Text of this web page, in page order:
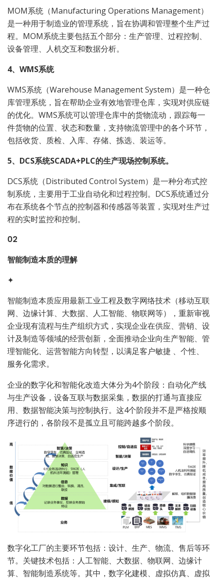
MOM系统（Manufacturing Operations Management）
是一种用于制造业的管理系统，旨在协调和管理整个生产过
程。MOM系统主要包括五个部分：生产管理、过程控制、
设备管理、人机交互和数据分析。
4、WMS系统
WMS系统（Warehouse Management System）是一种仓
库管理系统，旨在帮助企业有效地管理仓库，实现对供应链
的优化。WMS系统可以管理仓库中的货物流动，跟踪每一
件货物的位置、状态和数量，支持物流管理中的各个环节，
包括收货、质检、入库、存储、拣选、装运等。
5、DCS系统SCADA+PLC的生产现场控制系统。
DCS系统（Distributed Control System）是一种分布式控
制系统，主要用于工业自动化和过程控制。DCS系统通过分
布在系统各个节点的控制器和传感器等装置，实现对生产过
程的实时监控和控制。
02
智能制造本质的理解
✦
智能制造本质应用最新工业工程及数字网络技术（移动互联
网、边缘计算、大数据、人工智能、物联网等），重新审视
企业现有流程与生产组织方式，实现企业在供应、营销、设
计及制造等领域的经营创新，全面推动企业向生产智能、管
理智能化、运营智能方向转型，以满足客户敏捷 、个性、
服务化需求。
企业的数字化和智能化改造大体分为4个阶段：自动化产线
与生产设备，设备互联与数据采集，数据的打通与直接应
用、数据智能决策与控制执行。这4个阶段并不是严格按顺
序进行的，各阶段不是孤立且可能跨越多个阶段。
数字化工厂的主要环节包括：设计、生产、物流、售后等环
节。关键技术包括：人工智能、大数据、物联网、边缘计
算、智能制造系统等。其中，数字化建模、虚拟仿真、虚拟